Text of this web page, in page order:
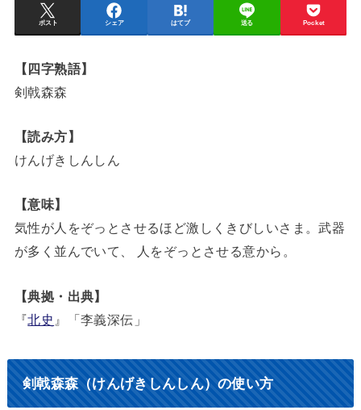
ポスト シェア はてブ 送る Pocket
【四字熟語】
剣戟森森
【読み方】
けんげきしんしん
【意味】
気性が人をぞっとさせるほど激しくきびしいさま。武器
が多く並んでいて、 人をぞっとさせる意から。
【典拠・出典】
『北史 』「李義深伝」
剣戟森森（けんげきしんしん）の使い方